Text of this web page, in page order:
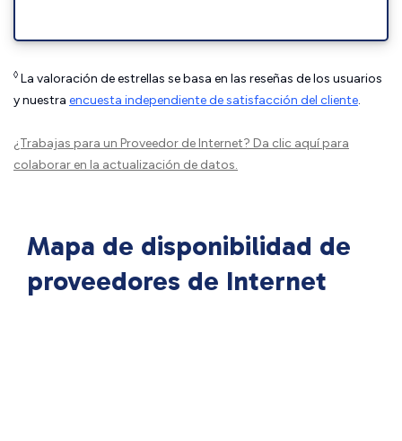
◊ La valoración de estrellas se basa en las reseñas de los usuarios
y nuestra encuesta independiente de satisfacción del cliente.
¿Trabajas para un Proveedor de Internet? Da clic aquípara
colaborar en la actualización de datos.
Mapa de disponibilidad de
proveedores de Internet